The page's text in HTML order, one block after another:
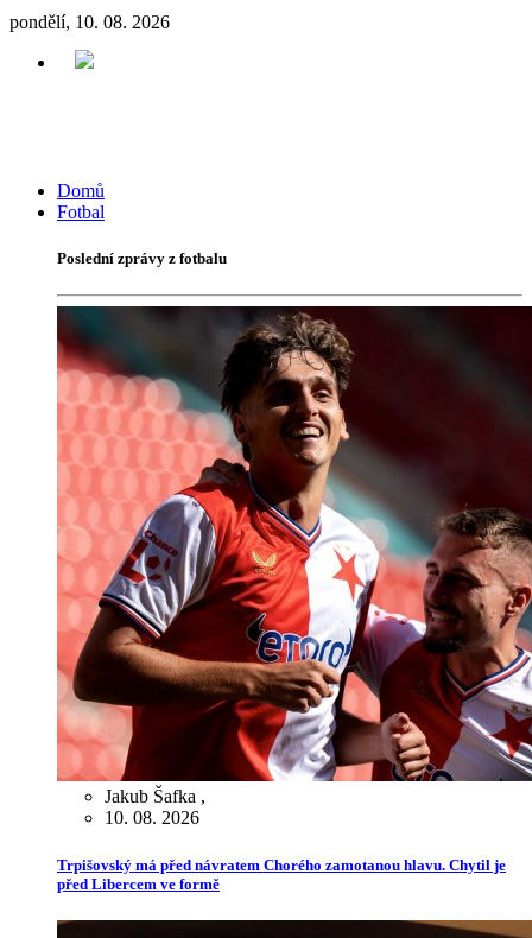
pondělí, 10. 08. 2026
Domů
Fotbal
Poslední zprávy z fotbalu
Jakub Šafka ,
10. 08. 2026
Trpišovský má před návratem Chorého zamotanou hlavu. Chytil je
před Libercem ve formě